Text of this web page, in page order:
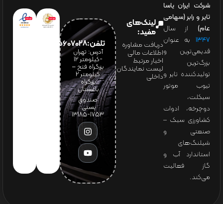
شرکت ایران یاسا
تایر و رابر (سهامی
عام) از سال
۱۳۴۷ به عنوان
قدیمی‌ترین و
بزرگ‌ترین
تولیدکننده تایر و
تیوب موتور
سیکلت،
دوچرخه، ادوات
کشاورزی سبک –
صنعتی و
شیلنگ‌های
استاندارد آب و
گاز فعالیت
می‌کند.
لینک‌های
مفید:
دریافت مشاوره
اطلاعات مالی
اخبار مرتبط
لیست نمایندگان
داخلی
تلفن:65607028(021)
آدرس: تهران
-کیلومتر 12
بزرگراه فتح –
کیلومتر ۲
بزرگراه
باغستان
صندوق
پستی:
1753-13185